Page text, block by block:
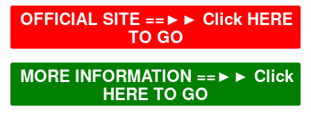
OFFICIAL SITE ==►► Click HERE
TO GO
MORE INFORMATION ==►► Click
HERE TO GO